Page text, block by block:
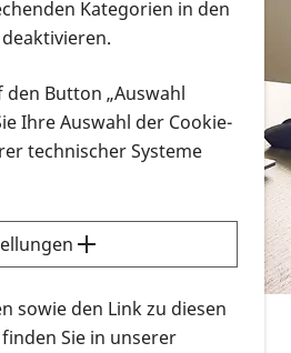
in verschiedenen
Ort
Sie nach Infonmaterial
bzw. herunterladen
sich dieErklärvideos zum
der PRO RETINA-Website
Menschen an.
Kategorien in den
Button „Auswahl
Ihre Auswahl der Cookie-
technischer Systeme
sowie den Link zu diesen
Sie in unserer